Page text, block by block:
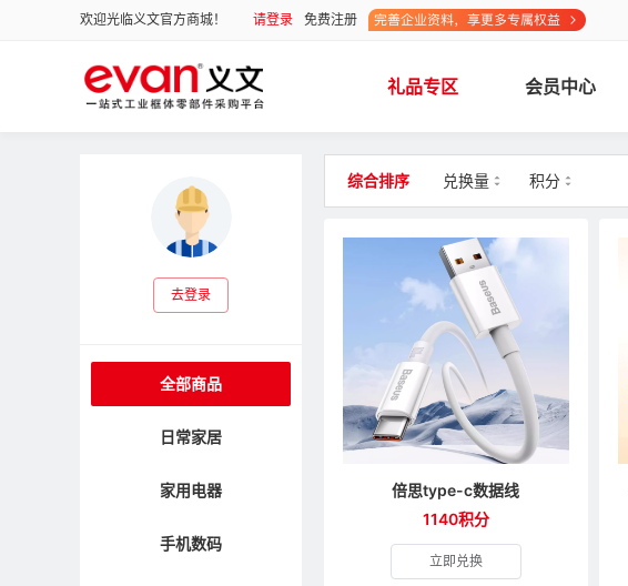
欢迎光临义文官方商城！ 请登录 免费注册
礼品专区 会员中心
去登录
全部商品
日常家居
家用电器
手机数码
综合排序 兑换量 积分
倍思type-c数据线
1140积分
立即兑换